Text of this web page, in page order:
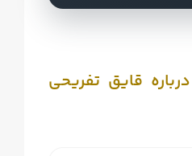
قایق تفریحی